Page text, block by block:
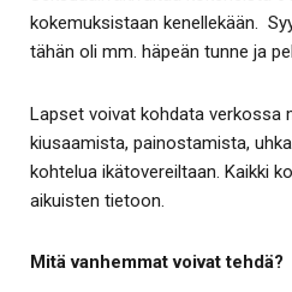
kokemuksistaan kenellekään.
tähän oli mm. häpeän tunne ja
Lapset voivat kohdata verkossa
kiusaamista, painostamista,
kohtelua ikätovereiltaan. Kaikki
aikuisten tietoon.
Mitä vanhemmat voivat tehdä?